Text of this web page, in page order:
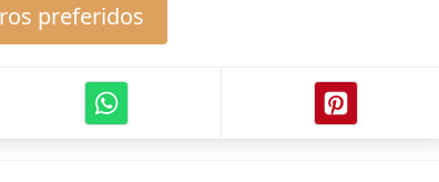
preferidos